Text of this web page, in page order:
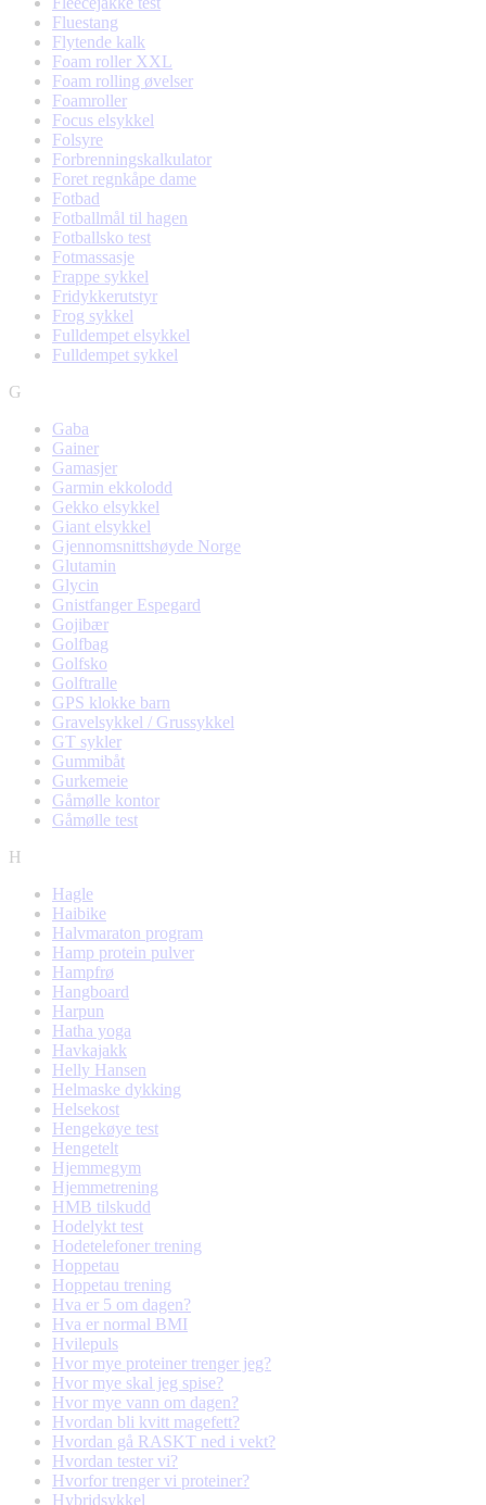
Fluestang
Flytende kalk
Foam roller XXL
Foam rolling øvelser
Foamroller
Focus elsykkel
Folsyre
Forbrenningskalkulator
Foret regnkåpe dame
Fotbad
Fotballmål til hagen
Fotballsko test
Fotmassasje
Frappe sykkel
Fridykkerutstyr
Frog sykkel
Fulldempet elsykkel
Fulldempet sykkel
G
Gaba
Gainer
Gamasjer
Garmin ekkolodd
Gekko elsykkel
Giant elsykkel
Gjennomsnittshøyde Norge
Glutamin
Glycin
Gnistfanger Espegard
Gojibær
Golfbag
Golfsko
Golftralle
GPS klokke barn
Gravelsykkel / Grussykkel
GT sykler
Gummibåt
Gurkemeie
Gåmølle kontor
Gåmølle test
H
Hagle
Haibike
Halvmaraton program
Hamp protein pulver
Hampfrø
Hangboard
Harpun
Hatha yoga
Havkajakk
Helly Hansen
Helmaske dykking
Helsekost
Hengekøye test
Hengetelt
Hjemmegym
Hjemmetrening
HMB tilskudd
Hodelykt test
Hodetelefoner trening
Hoppetau
Hoppetau trening
Hva er 5 om dagen?
Hva er normal BMI
Hvilepuls
Hvor mye proteiner trenger jeg?
Hvor mye skal jeg spise?
Hvor mye vann om dagen?
Hvordan bli kvitt magefett?
Hvordan gå RASKT ned i vekt?
Hvordan tester vi?
Hvorfor trenger vi proteiner?
Hybridsykkel